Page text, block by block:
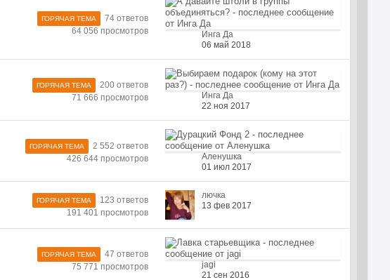
ГОРЯЧАЯ ТЕМА
74 ответов
64 056 просмотров
Инга Да
06 май 2018
ГОРЯЧАЯ ТЕМА
200 ответов
71 666 просмотров
Инга Да
22 ноя 2017
ГОРЯЧАЯ ТЕМА
2 552 ответов
426 644 просмотров
Аленушка
01 июл 2017
ГОРЯЧАЯ ТЕМА
123 ответов
191 401 просмотров
лючка
13 фев 2017
ГОРЯЧАЯ ТЕМА
47 ответов
75 771 просмотров
jagi
21 сен 2016